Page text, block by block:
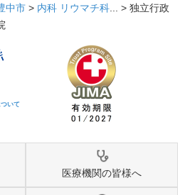
中市 > 内科 リウマチ科... > 独立行政
いて
医療機関の皆様へ